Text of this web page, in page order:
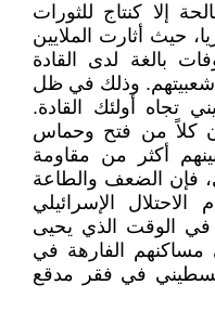
إلا كنتاج للثورات
حيث أثارت الملايين
بالغة لدى القادة
شعبيتهم. وذلك في ظل
تجاه أولئك القادة.
كلاً من فتح وحماس
أكثر من مقاومة
فإن الضعف والطاعة
الاحتلال الإسرائيلي
الوقت الذي يحيى
مساكنهم الفارهة في
في فقر مدقع